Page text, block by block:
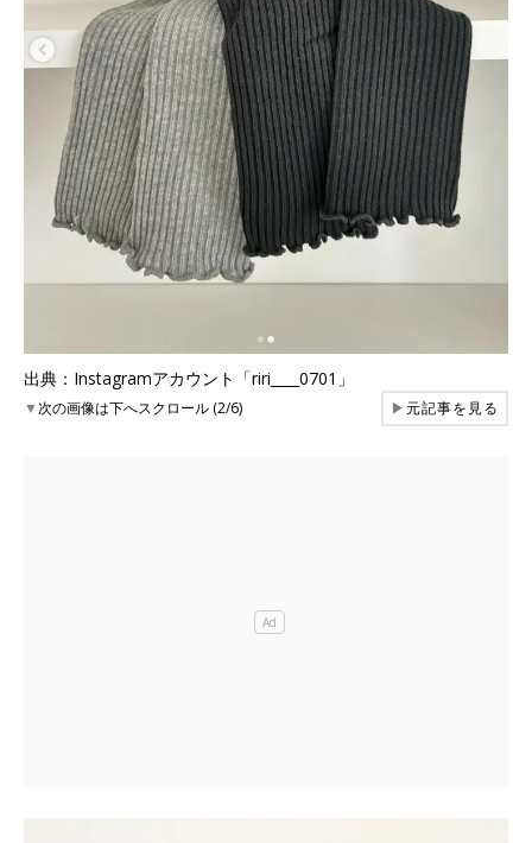
出典：Instagramアカウント「riri____0701」
▼次の画像は下へスクロール (2/6) ▶元記事を見る